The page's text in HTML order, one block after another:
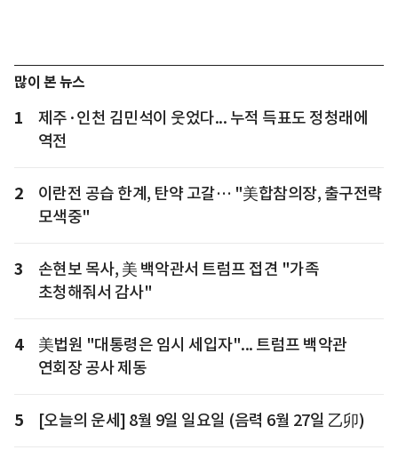
많이 본 뉴스
1
제주·인천 김민석이 웃었다... 누적 득표도 정청래에
역전
2
이란전 공습 한계, 탄약 고갈… "美합참의장, 출구전략
모색중"
3
손현보 목사, 美 백악관서 트럼프 접견 "가족
초청해줘서 감사"
4
美법원 "대통령은 임시 세입자"... 트럼프 백악관
연회장 공사 제동
5 [오늘의 운세] 8월 9일 일요일 (음력 6월 27일 乙卯)